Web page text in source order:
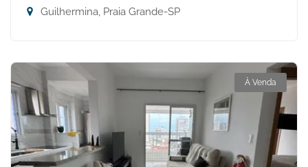
Guilhermina, Praia Grande-SP
À Venda